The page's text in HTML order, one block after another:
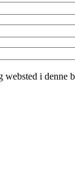
websted i denne